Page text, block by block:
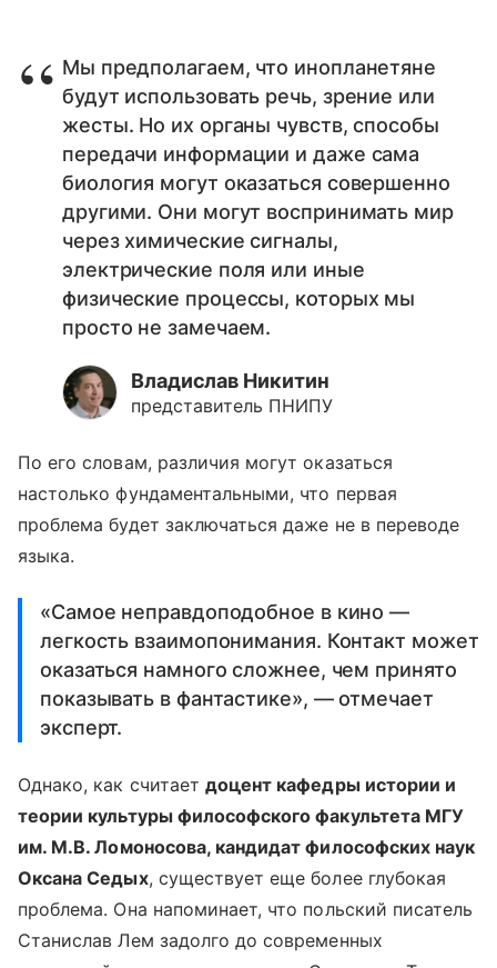
Мы предполагаем, что инопланетяне
будут использовать речь, зрение или
жесты. Но их органы чувств, способы
передачи информации и даже сама
биология могут оказаться совершенно
другими. Они могут воспринимать мир
через химические сигналы,
электрические поля или иные
физические процессы, которых мы
просто не замечаем.
Владислав Никитин
представитель ПНИПУ
По его словам, различия могут оказаться
настолько фундаментальными, что первая
проблема будет заключаться даже не в переводе
языка.
«Самое неправдоподобное в кино —
легкость взаимопонимания. Контакт может
оказаться намного сложнее, чем принято
показывать в фантастике», — отмечает
эксперт.
Однако, как считает доцент кафедры истории и
теории культуры философского факультета МГУ
им. М.В. Ломоносова, кандидат философских наук
Оксана Седых, существует еще более глубокая
проблема. Она напоминает, что польский писатель
Станислав Лем задолго до современных